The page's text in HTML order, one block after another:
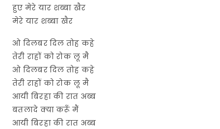
हुए मेरे यार शब्बा खैर
मेरे यार शब्बा खैर
ओ दिलबर दिल तोह कहे
तेरी राहों को रोक लू मै
ओ दिलबर दिल तोह कहे
तेरी राहों को रोक लू मै
आयी बिरहा की रात अब्ब
बतलादे क्या करूँ मैं
आयी बिरहा की रात अब्ब